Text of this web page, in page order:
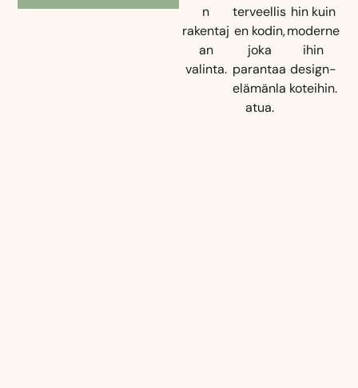
n
rakentaj
an
valinta.
terveellis
en kodin,
joka
parantaa
elämänla
atua.
hin kuin
moderne
ihin
design-
koteihin.